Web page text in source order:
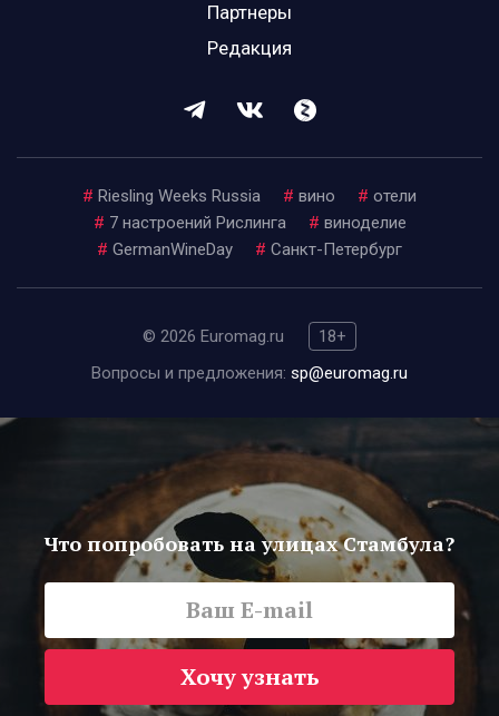
Партнеры
Редакция
# Riesling Weeks Russia # вино # отели
# 7 настроений Рислинга # виноделие
# GermanWineDay # Санкт-Петербург
© 2026 Euromag.ru
18+
Вопросы и предложения: sp@euromag.ru
Что попробовать на улицах Стамбула?
Хочу узнать